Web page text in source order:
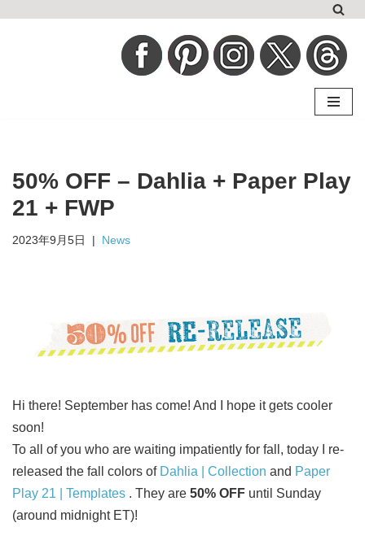
ス
キ
プ
50% OFF – Dahlia + Paper Play
21 + FWP
2023年9月5日 News
Hi there! September has come! And I hope it gets cooler
soon!
To all of you who are waiting impatiently for fall, today I re-
released the fall colors of Dahlia | Collection and Paper
Play 21 | Templates . They are 50% OFF until Sunday
(around midnight ET)!